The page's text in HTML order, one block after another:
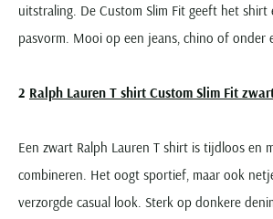
uitstraling. De Custom Slim Fit geeft het shirt
pasvorm. Mooi op een jeans, chino of onder
Ralph Lauren T shirt Custom Slim Fit
Een zwart Ralph Lauren T shirt is tijdloos en
combineren. Het oogt sportief, maar ook
verzorgde casual look. Sterk op donkere